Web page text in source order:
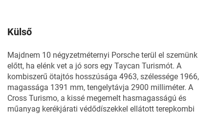
Külső
Majdnem 10 négyzetméternyi Porsche terül el szemünk
előtt, ha elénk vet a jó sors egy Taycan Turismót. A
kombiszerű ötajtós hosszúsága 4963, szélessége 1966,
magassága 1391 mm, tengelytávja 2900 milliméter. A
Cross Turismo, a kissé megemelt hasmagasságú és
műanyag kerékjárati védődíszekkel ellátott terepkombi